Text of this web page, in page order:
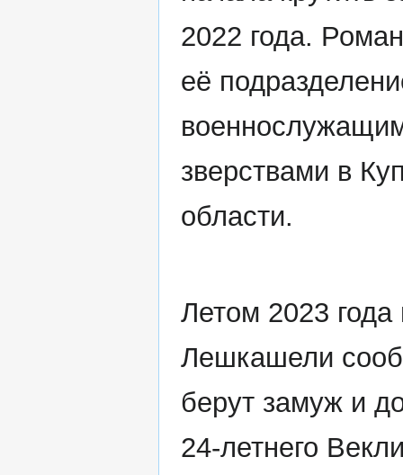
2022 года.
её
зверствами в
области.
Летом 2023
Лешкашели
берут замуж и
24-летнего